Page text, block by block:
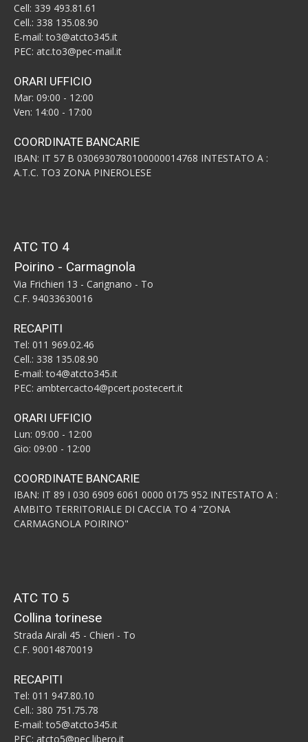
Cell: 339 493.81.61
Cell.: 338 135.08.90
E-mail: to3@atcto345.it
PEC: atc.to3@pec-mail.it
ORARI UFFICIO
Mar: 09:00 - 12:00
Ven: 14:00 - 17:00
COORDINATE BANCARIE
IBAN: IT 57 B 0306930780100000014768 INTESTATO A :
A.T.C. TO3 ZONA PINEROLESE
ATC TO 4
Poirino - Carmagnola
Via Frichieri 13 - Carignano - To
C.F. 94033630016
RECAPITI
Tel: 011 969.02.46
Cell.: 338 135.08.90
E-mail: to4@atcto345.it
PEC: ambtercacto4@pcert.postecert.it
ORARI UFFICIO
Lun: 09:00 - 12:00
Gio: 09:00 - 12:00
COORDINATE BANCARIE
IBAN: IT 89 I 030 6909 6061 0000 0175 952 INTESTATO A :
AMBITO TERRITORIALE DI CACCIA TO 4 "ZONA
CARMAGNOLA POIRINO"
ATC TO 5
Collina torinese
Strada Airali 45 - Chieri - To
C.F. 90014870019
RECAPITI
Tel: 011 947.80.10
Cell.: 380 751.75.78
E-mail: to5@atcto345.it
PEC: atcto5@pec.libero.it